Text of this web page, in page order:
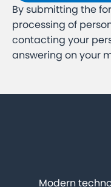
By submitting the
processing of
contacting your
answering on your
Modern